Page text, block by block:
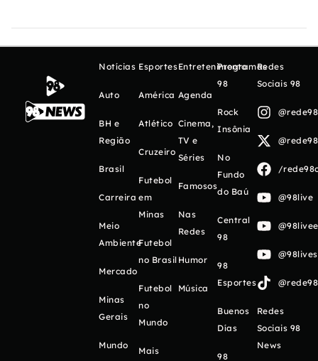
Notícias
Auto
BH e
Região
Brasil
Carreira
Meio
Ambiente
Mercado
Minas
Gerais
Mundo
Esportes
América
Atlético
Cruzeiro
Futebol
em
Minas
Futebol
no Brasil
Futebol
no
Mundo
Mais
Entretenimento
Agenda
Cinema,
TV e
Séries
Famosos
Nas
Redes
Humor
Música
Programas
98
Rock
Insônia
No
Fundo
do Baú
Central
98
98
Esportes
Buenos
Días
98
Redes
Sociais 98
/
@98live
Redes
Sociais 98
News